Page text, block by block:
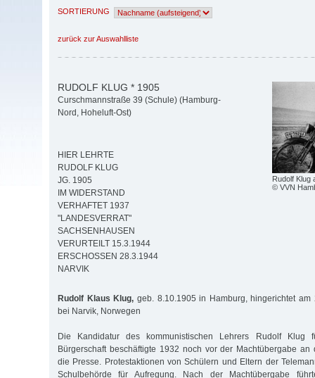
SORTIERUNG
zurück zur Auswahlliste
Rudolf Klug
© VVN
RUDOLF KLUG * 1905
Curschmannstraße 39 (Schule) (Hamburg-
Nord, Hoheluft-Ost)
HIER LEHRTE
RUDOLF KLUG
JG. 1905
IM WIDERSTAND
VERHAFTET 1937
"LANDESVERRAT"
SACHSENHAUSEN
VERURTEILT 15.3.1944
ERSCHOSSEN 28.3.1944
NARVIK
Rudolf Klaus Klug, geb. 8.10.1905 in Hamburg, hingerichtet am
bei Narvik, Norwegen
Die Kandidatur des kommunistischen Lehrers Rudolf Klug
Bürgerschaft beschäftigte 1932 noch vor der Machtübergabe an
die Presse. Protestaktionen von Schülern und Eltern der
Schulbehörde für Aufregung. Nach der Machtübergabe